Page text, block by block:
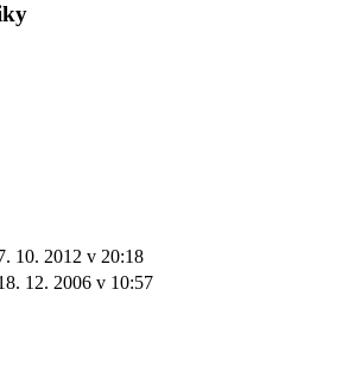
10. 2012 v 20:18
12. 2006 v 10:57